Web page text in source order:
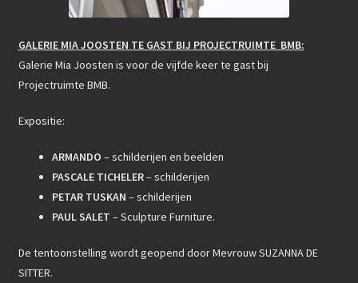
GALERIE MIA JOOSTEN TE GAST BIJ PROJECTRUIMTE BMB:
Galerie Mia Joosten is voor de vijfde keer te gast bij
Projectruimte BMB.
Expositie:
ARMANDO – schilderijen en beelden
PASCALE TICHELER– schilderijen
PETAR TUSKAN – schilderijen
PAUL SALET – Sculpture Furniture.
De tentoonstelling wordt geopend door Mevrouw SUZANNA DE
SITTER.